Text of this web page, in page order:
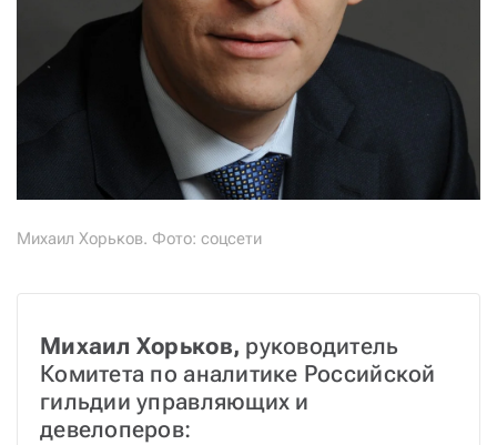
Михаил Хорьков. Фото: соцсети
Михаил Хорьков, руководитель
Комитета по аналитике Российской
гильдии управляющих и
девелоперов: